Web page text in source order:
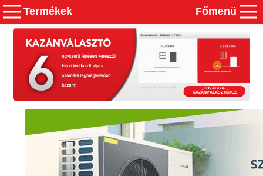
Termékek Főmenü
TOVÁBB A
KAZÁNVÁLASZTÓHOZ